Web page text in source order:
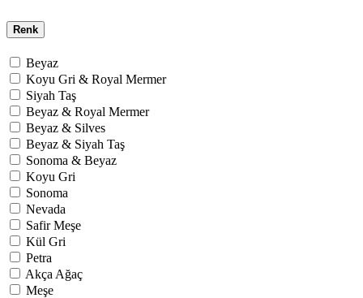
Renk
Beyaz
Koyu Gri & Royal Mermer
Siyah Taş
Beyaz & Royal Mermer
Beyaz & Silves
Beyaz & Siyah Taş
Sonoma & Beyaz
Koyu Gri
Sonoma
Nevada
Safir Meşe
Kül Gri
Petra
Akça Ağaç
Meşe